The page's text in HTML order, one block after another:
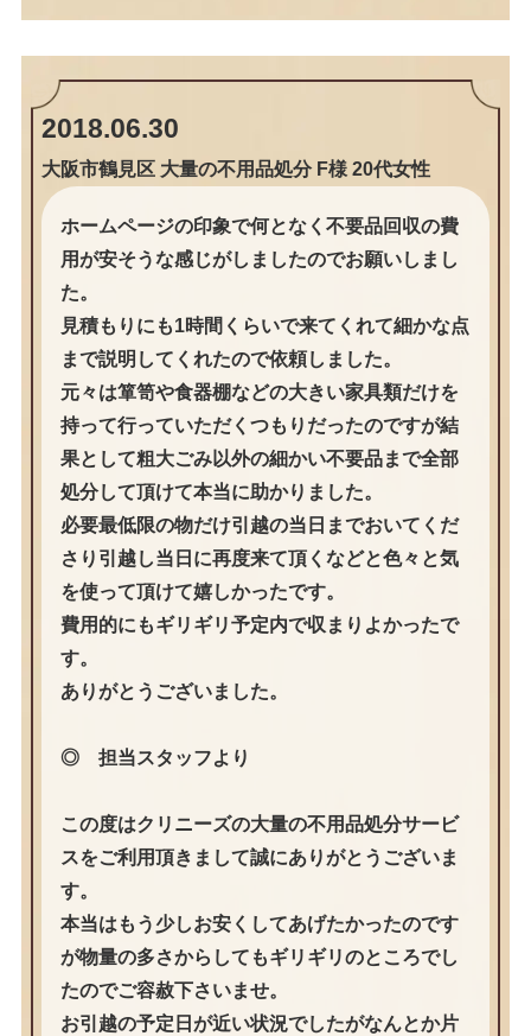
2018.06.30
大阪市鶴見区 大量の不用品処分 F様 20代女性
ホームページの印象で何となく不要品回収の費
用が安そうな感じがしましたのでお願いしまし
た。
見積もりにも1時間くらいで来てくれて細かな点
まで説明してくれたので依頼しました。
元々は箪笥や食器棚などの大きい家具類だけを
持って行っていただくつもりだったのですが結
果として粗大ごみ以外の細かい不要品まで全部
処分して頂けて本当に助かりました。
必要最低限の物だけ引越の当日までおいてくだ
さり引越し当日に再度来て頂くなどと色々と気
を使って頂けて嬉しかったです。
費用的にもギリギリ予定内で収まりよかったで
す。
ありがとうございました。
◎ 担当スタッフより
この度はクリニーズの大量の不用品処分サービ
スをご利用頂きまして誠にありがとうございま
す。
本当はもう少しお安くしてあげたかったのです
が物量の多さからしてもギリギリのところでし
たのでご容赦下さいませ。
お引越の予定日が近い状況でしたがなんとか片